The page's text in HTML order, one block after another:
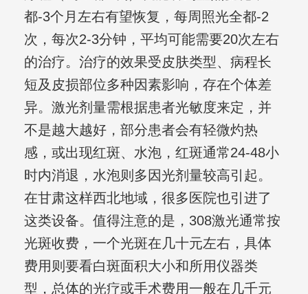
都-3个月左右有望恢复，每周照光全都-2
次，每次2-3分钟，平均可能需要20次左右
的治疗。治疗的效果受皮肤类型、病程长
短及皮损部位多种因素影响，存在个体差
异。激光剂量需根据患者光敏度来定，并
不是越大越好，部分患者会有轻微灼热
感，或出现红斑、水泡，红斑通常24-48小
时内消退，水泡则多因光剂量较高引起。
在甘肃这样西北地域，很多医院也引进了
这类设备。值得注意的是，308激光通常按
光斑收费，一个光斑在几十元左右，具体
费用则要看白斑面积大小和所用仪器类
型，总体的光疗或手术费用一般在几千元